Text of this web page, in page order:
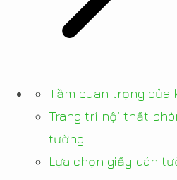
Tầm quan trọng của
Trang trí nội thất
tường
Lựa chọn giấy dán